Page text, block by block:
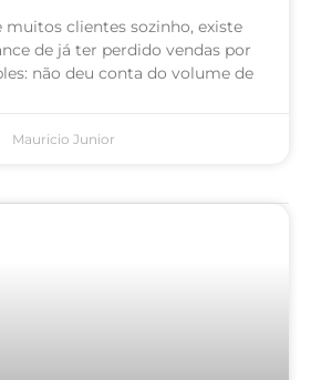
muitos clientes sozinho, existe
de já ter perdido vendas por
não deu conta do volume de
Mauricio Junior